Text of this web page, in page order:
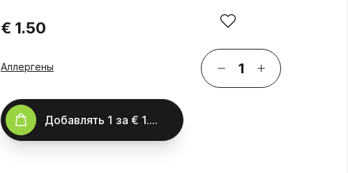
€ 1.50
Аллергены
Добавлять 1 за € 1.50